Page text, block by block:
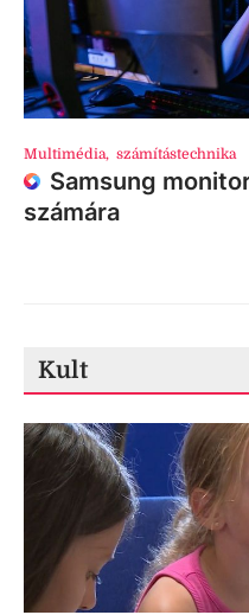
Multimédia, számítástechnika
Samsung
számára
Kult